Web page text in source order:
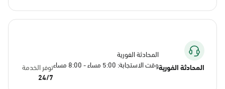
المحادثة الفورية
المحادثة الفورية
وقت الاستجابة: 5:00 مساء - 8:00 مساء
توفر الخدمة
24/7